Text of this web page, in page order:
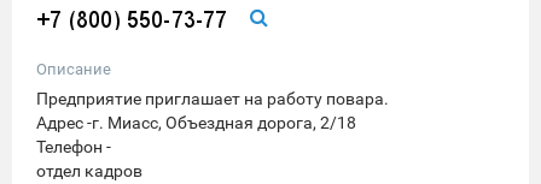
Описание
Предприятие приглашает на работу повара.
Адрес -г. Миасс, Объездная дорога, 2/18
Телефон -
отдел кадров